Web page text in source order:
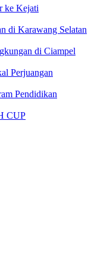
ke Kejati
di Karawang Selatan
di Ciampel
Perjuangan
Pendidikan
CUP